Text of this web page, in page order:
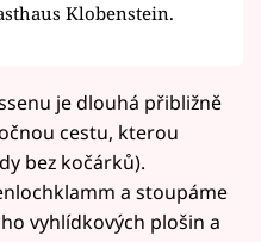
Klobenstein.
je dlouhá přibližně
cestu, kterou
bez kočárků).
a stoupáme
vyhlídkových plošin a